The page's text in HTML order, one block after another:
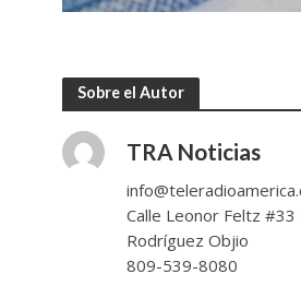
Sobre el Autor
TRA Noticias
Calle Leonor Feltz #33
Rodríguez Objio
809-539-8080